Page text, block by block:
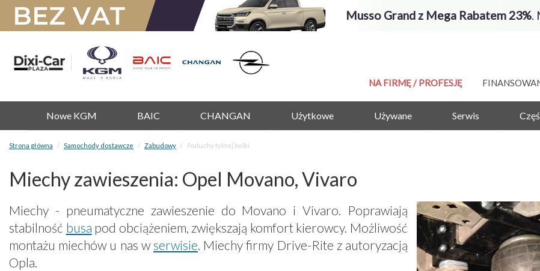
Musso Grand z Mega Rabatem 23%.
NA FIRMĘ / PROFESJĘ
Nowe KGM BAIC CHANGAN Użytkowe Używane Serwis
Strona główna Samochody dostawcze Zabudowy Poduchy tylnej belki
Miechy zawieszenia: Opel Movano, Vivaro
Miechy - pneumatyczne zawieszenie do Movano i Vivaro. Poprawiają
stabilność busa pod obciążeniem, zwiększają komfort kierowcy. Możliwość
montażu miechów u nas w serwisie. Miechy firmy Drive-Rite z autoryzacją
Opla.